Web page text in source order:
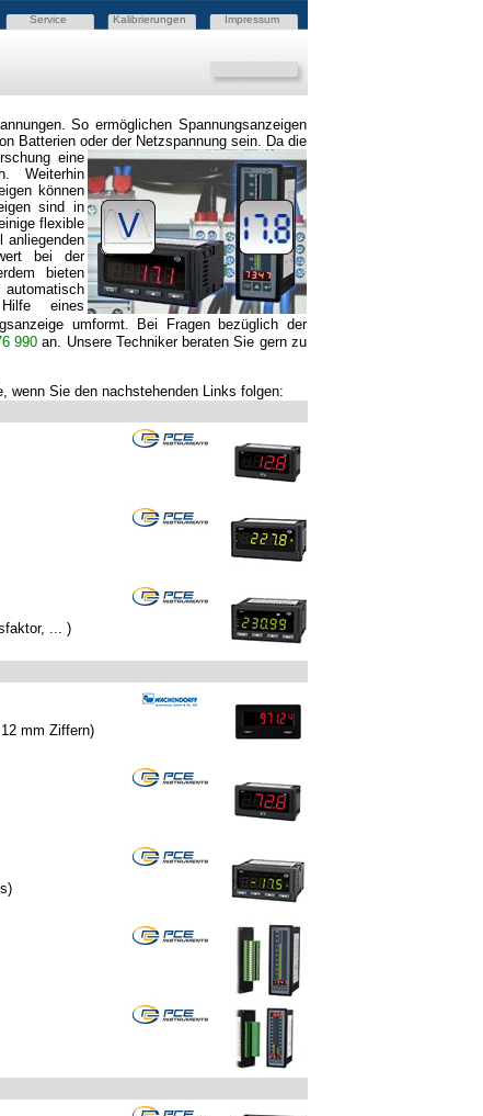
Service Kalibrierungen Impressum
So ermöglichen Spannungsanzeigen
Batterien oderder Netzspannung sein. Da die
eine
Weiterhin
können
sind in
flexible
anliegenden
bei der
bieten
eines
umformt.
Bei Fragen bezüglich der
990 an. Unsere Techniker beraten Sie gern zu
wenn Sie den nachstehenden Links folgen:
... )
mm Ziffern)